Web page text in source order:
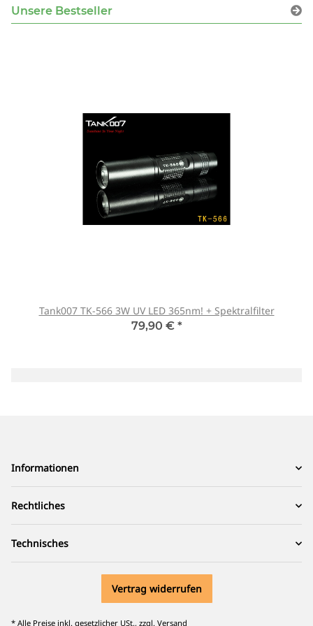
Unsere Bestseller
Tank007 TK-566 3W UV LED 365nm! + Spektralfilter
79,90 € *
Informationen
Rechtliches
Technisches
Vertrag widerrufen
* Alle Preise inkl. gesetzlicher USt., zzgl. Versand